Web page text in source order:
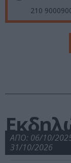
210
ΑΠΟ: 06/10/
31/10/2026